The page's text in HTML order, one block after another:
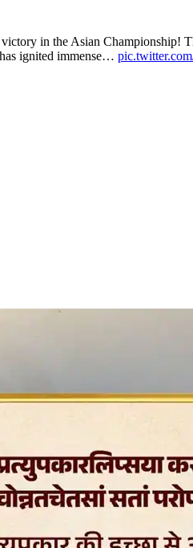
in the Asian
ignited immense…